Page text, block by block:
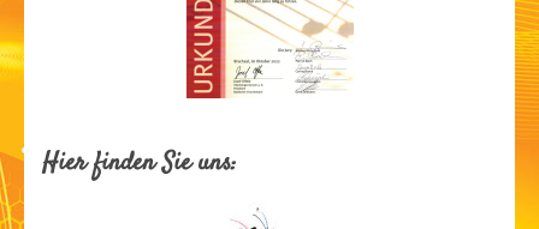
Hier finden Sie uns: